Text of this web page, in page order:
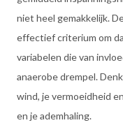
niet heel gemakkelijk.
effectief criterium om
variabelen die van
anaerobe drempel.
wind, je vermoeidheid
en je ademhaling.